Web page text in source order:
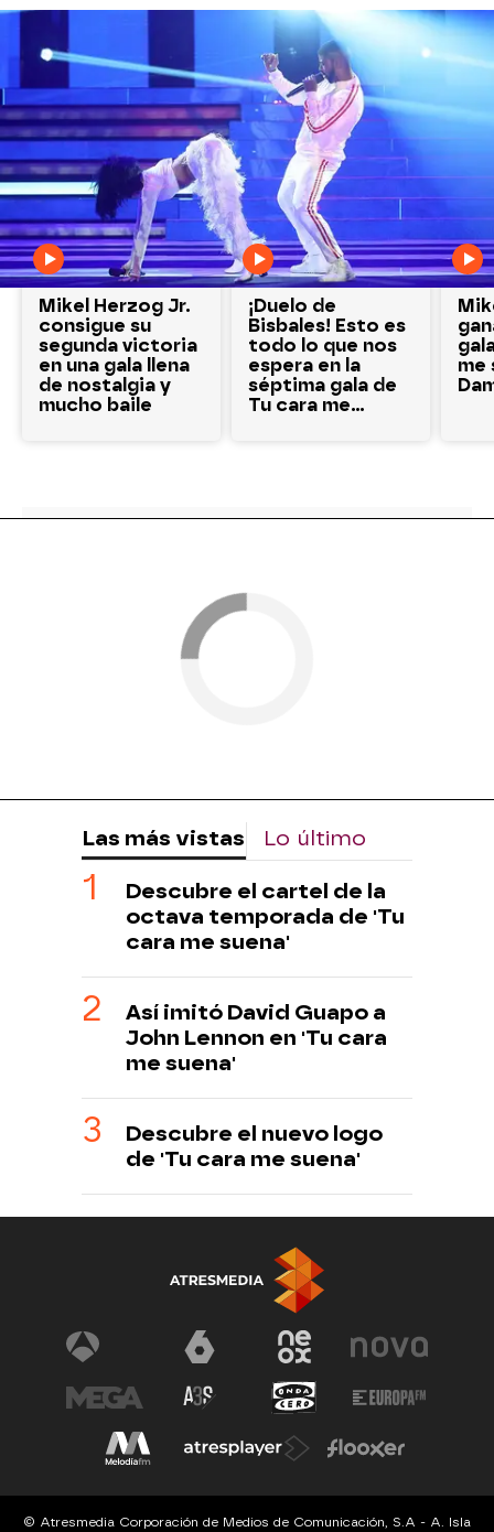
También te puede interesar
Mikel Herzog Jr.
consigue su
segunda victoria
en una gala llena
de nostalgia y
mucho baile
¡Duelo de
Bisbales! Esto es
todo lo que nos
espera en la
séptima gala de
Tu cara me
me
Las más vistas Lo último
Descubre el cartel de la
octava temporada de 'Tu
cara me suena'
Así imitó David Guapo a
John Lennon en 'Tu cara
me suena'
Descubre el nuevo logo
de 'Tu cara me suena'
© Atresmedia Corporación de Medios de Comunicación, S.A - A. Isla